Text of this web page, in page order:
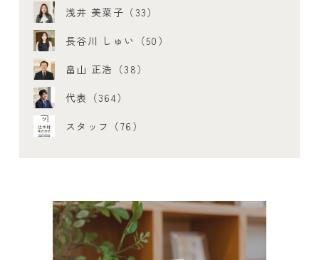
浅井 美菜子（33）
長谷川 しゅい（50）
畠山 正浩（38）
代表（364）
スタッフ（76）